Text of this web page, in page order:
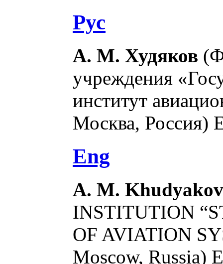
Рус
А. М. Худяков
учреждения
институт
Москва, Россия)
Eng
A. M. Khudyakov
INSTITUTION
OF AVIATION
Moscow, Russia)